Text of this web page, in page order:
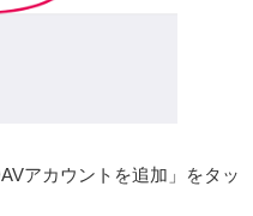
アカウントを追加」をタッ